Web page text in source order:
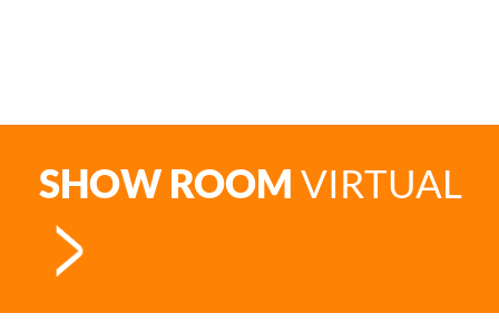
SHOW ROOM VIRTUAL